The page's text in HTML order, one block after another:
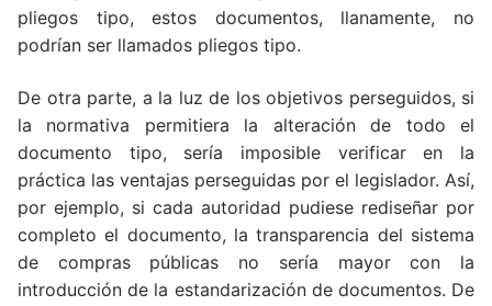
pliegos tipo, estos documentos, llanamente, no
podrían ser llamados pliegos tipo.
De otra parte, a la luz de los objetivos perseguidos, si
la normativa permitiera la alteración de todo el
documento tipo, sería imposible verificar en la
práctica las ventajas perseguidas por el legislador. Así,
por ejemplo, si cada autoridad pudiese rediseñar por
completo el documento, la transparencia del sistema
de compras públicas no sería mayor con la
introducción de la estandarización de documentos. De